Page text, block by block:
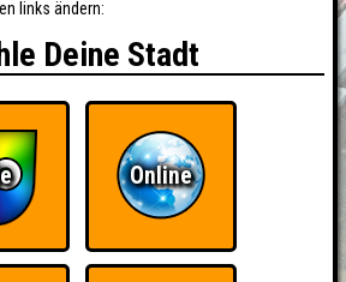
links ändern:
Deine Stadt
Online